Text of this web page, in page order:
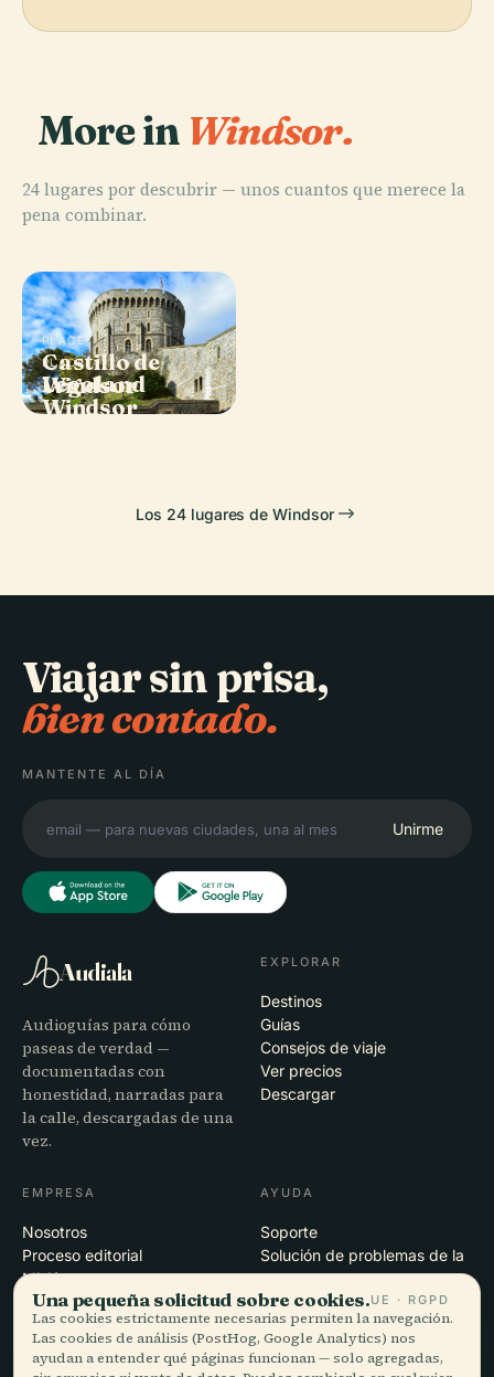
More in Windsor.
24 lugares por descubrir — unos cuantos que merece la
pena combinar.
PLACE
Castillo de
Windsor
PLACE
Legoland
Windsor
Los 24 lugares de Windsor
Viajar sin prisa,
bien contado.
MANTENTE AL DÍA
Unirme
Audiala
Audioguías para cómo
paseas de verdad —
documentadas con
honestidad, narradas para
la calle, descargadas de una
vez.
EXPLORAR
Destinos
Guías
Consejos de viaje
Ver precios
Descargar
EMPRESA
Nosotros
Proceso editorial
Misión
AYUDA
Soporte
Solución de problemas de la
app
Contacto
Colabora con nosotros
Una pequeña solicitud sobre cookies.UE · RGPD
Las cookies estrictamente necesarias permiten la navegación.
Las cookies de análisis (PostHog, Google Analytics) nos
ayudan a entender qué páginas funcionan — solo agregadas,